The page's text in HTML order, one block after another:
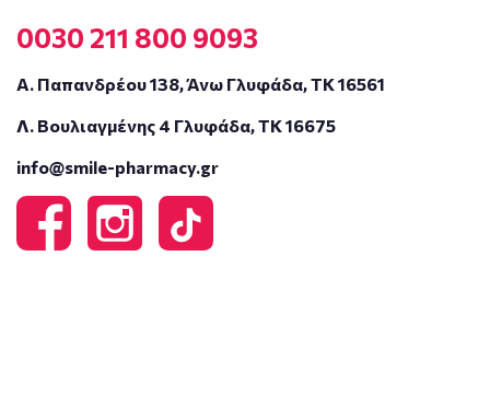
0030 211 800 9093
Α. Παπανδρέου 138, Άνω Γλυφάδα, ΤΚ 16561
Λ. Βουλιαγμένης 4 Γλυφάδα, ΤΚ 16675
info@smile-pharmacy.gr